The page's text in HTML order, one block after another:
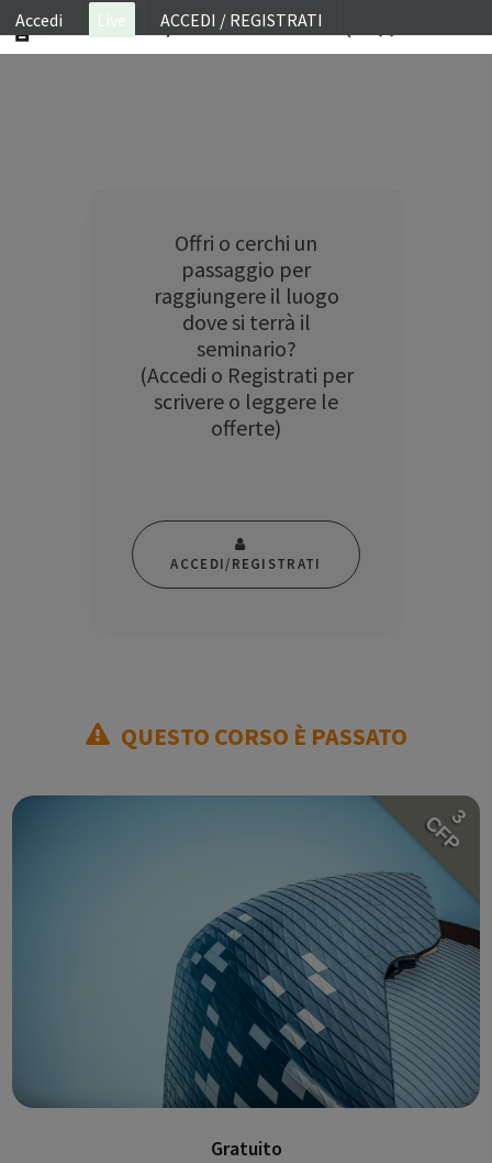
Accedi Live ACCEDI / REGISTRATI
Offri o cerchi un
passaggio per
raggiungere il luogo
dove si terrà il
seminario?
(Accedi o Registrati per
scrivere o leggere le
offerte)
ACCEDI/REGISTRATI
QUESTO CORSO È PASSATO
3
CFP
Gratuito